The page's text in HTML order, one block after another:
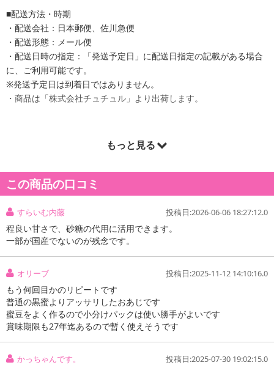
■配送方法・時期
・配送会社：日本郵便、佐川急便
・配送形態：メール便
・配送日時の指定：「発送予定日」に配送日指定の記載がある場合
に、ご利用可能です。
※発送予定日は到着日ではありません。
・商品は「株式会社チュチュル」より出荷します。
もっと見る
この商品の口コミ
すらいむ内藤 投稿日:2026-06-06 18:27:12.0
程良い甘さで、砂糖の代用に活用できます。
一部が国産でないのが残念です。
オリーブ 投稿日:2025-11-12 14:10:16.0
もう何回目かのリピートです
普通の黒蜜よりアッサリしたおあじです
蜜豆をよく作るので小分けパックは使い勝手がよいです
賞味期限も27年迄あるので暫く使えそうです
かっちゃんです。 投稿日:2025-07-30 19:02:15.0